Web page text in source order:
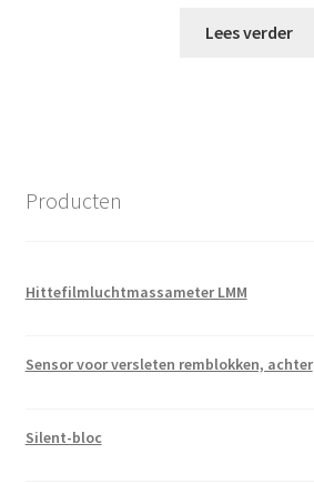
Lees verder
Producten
Hittefilmluchtmassameter LMM
Sensor voor versleten remblokken, achter
Silent-bloc